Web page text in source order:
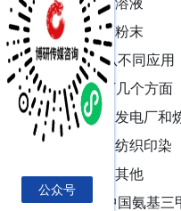
1.2.3 粉末
1.3 从不同应用
要包括如下几个方面
1.3.1 发电厂和
1.3.2 纺织印染
1.3.3 其他
1.4 中国氨基三
公众号